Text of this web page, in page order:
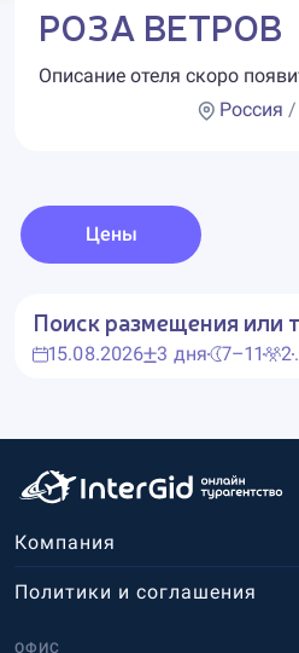
РОЗА ВЕТРОВ
Описание отеля скоро
Россия /
Цены
Поиск размещения или
15.08.2026 3 дня 7–11 2
Компания
ОФИС
Политики и соглашения